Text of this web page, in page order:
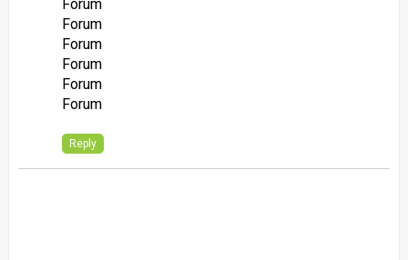
Forum
Forum
Forum
Forum
Forum
Forum
Reply